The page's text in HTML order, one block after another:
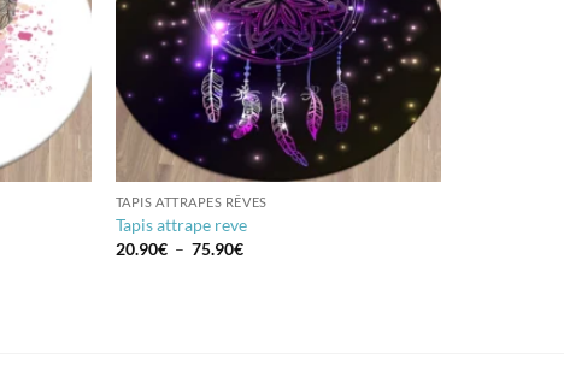
TAPIS ATTRAPES RÊVES
Tapis attrape reve
20.90€ – 75.90€Plage